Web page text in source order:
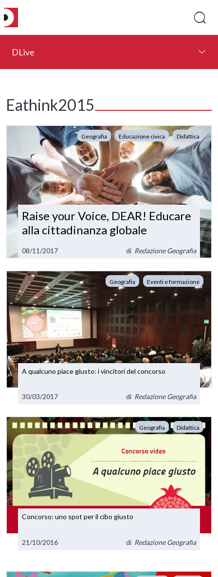
DLive
Eathink2015
Geografia Educazione civica Didattica
Raise your Voice, DEAR! Educare
alla cittadinanza globale
08/11/2017 di Redazione Geografia
Geografia Eventi e formazione
A qualcuno piace giusto: i vincitori del concorso
30/03/2017 di Redazione Geografia
Geografia Didattica
Concorso: uno spot per il cibo giusto
21/10/2016 di Redazione Geografia